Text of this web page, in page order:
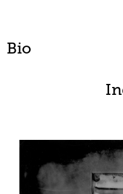
Bio